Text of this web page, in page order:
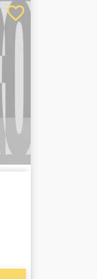
favorite_border